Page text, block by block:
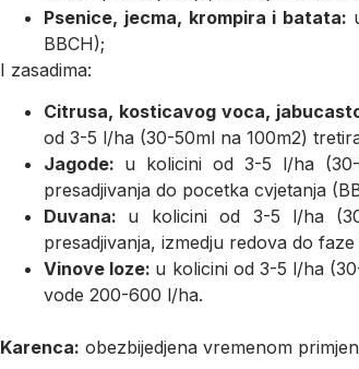
Psenice, jecma, krompira i batata:
BBCH);
I zasadima:
Citrusa, kosticavog voca,
od 3-5 l/ha (30-50ml na 100m2)
Jagode: u kolicini od 3-5 l/ha
presadjivanja do pocetka cvjetanja
Duvana: u kolicini od 3-5 l/ha
presadjivanja, izmedju redova do
Vinove loze: u kolicini od 3-5 l/ha
vode 200-600 l/ha.
Karenca: obezbijedjena vremenom